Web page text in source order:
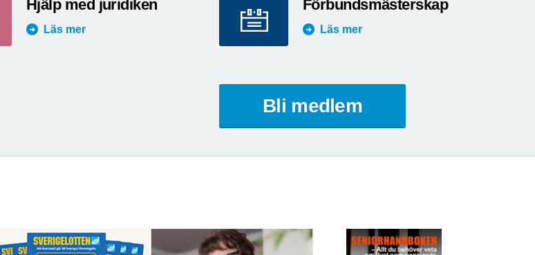
Hjälp med juridiken
Läs mer
Förbundsmästerskap
Läs mer
Bli medlem